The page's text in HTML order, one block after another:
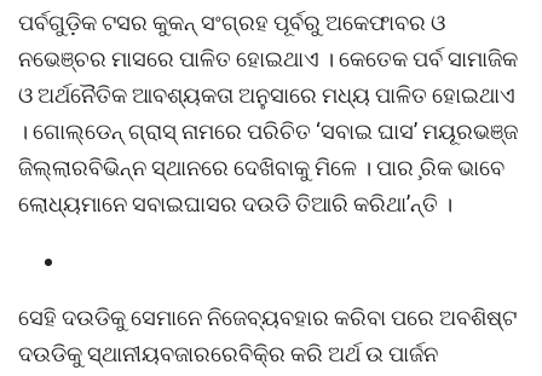
ପର୍ବଗୁଡ଼ିକ ଟସର କୁକନ୍‌ ସଂଗ୍ରହ ପୂର୍ବରୁ ଅକେଫାବର ଓ
ନଭେଞ୍ଚର ମାସରେ ପାଳିତ ହୋଇଥାଏ । କେତେକ ପର୍ବ ସାମାଜିକ
ଓ ଅର୍ଥନୈତିକ ଆବଶ୍ୟକତା ଅନୁସାରେ ମଧ୍ୟ ପାଳିତ ହୋଇଥାଏ
। ଗୋଲ୍‌ଡେନ୍‌ ଗ୍ରାସ୍‌ ନାମରେ ପରିଚିତ ‘ସବାଇ ଘାସ’ ମୟୂରଭଞ୍ଜ
ଜିଲ୍ଲାରବିଭିନ୍ନ ସ୍ଥାନରେ ଦେଖିବାକୁ ମିଳେ । ପାର ̧ରିକ ଭାବେ
ଲୋଧ୍ୟମାନେ ସବାଇଘାସର ଦଉଡି ତିଆରି କରିଥା’ନ୍ତି ।
ସେହି ଦଉଡିକୁ ସେମାନେ ନିଜେବ୍ୟବହାର କରିବା ପରେ ଅବଶିଷ୍ଟ
ଦଉଡିକୁ ସ୍ଥାନୀୟବଜାରରେବିକି୍ର କରି ଅର୍ଥ ଉ ପାର୍ଜନ